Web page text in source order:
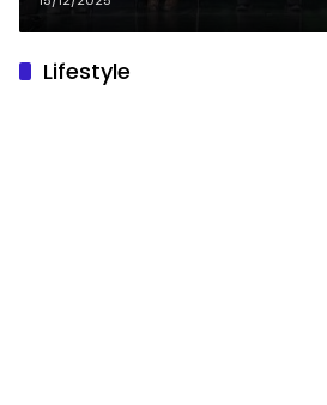
Transisi Energi
Lifestyle